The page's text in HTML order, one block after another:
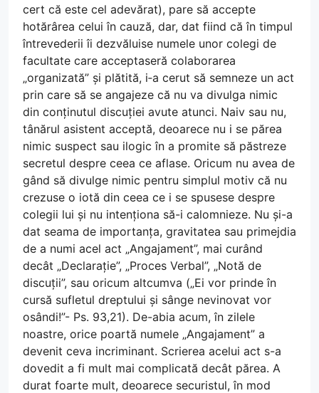
cert că este cel adevărat), pare să accepte
hotărârea celui în cauză, dar, dat fiind că în timpul
întrevederii îi dezvăluise numele unor colegi de
facultate care acceptaseră colaborarea
„organizată” și plătită, i‑a cerut să semneze un act
prin care să se angajeze că nu va divulga nimic
din conținutul discuției avute atunci. Naiv sau nu,
tânărul asistent acceptă, deoarece nu i se părea
nimic suspect sau ilogic în a promite să păstreze
secretul despre ceea ce aflase. Oricum nu avea de
gând să divulge nimic pentru simplul motiv că nu
crezuse o iotă din ceea ce i se spusese despre
colegii lui și nu intenționa să-i calomnieze. Nu și-a
dat seama de importanța, gravitatea sau primejdia
de a numi acel act „Angajament”, mai curând
decât „Declarație”, „Proces Verbal”, „Notă de
discuții”, sau oricum altcumva („Ei vor prinde în
cursă sufletul dreptului și sânge nevinovat vor
osândi!”- Ps. 93,21). De-abia acum, în zilele
noastre, orice poartă numele „Angajament” a
devenit ceva incriminant. Scrierea acelui act s-a
dovedit a fi mult mai complicată decât părea. A
durat foarte mult, deoarece securistul, în mod